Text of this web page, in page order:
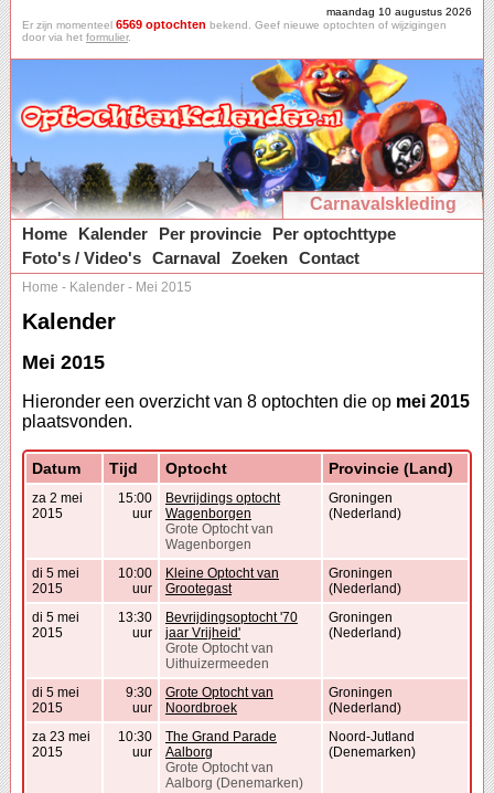
maandag 10 augustus 2026
Er zijn momenteel 6569 optochten bekend. Geef nieuwe optochten of wijzigingen
door via het formulier.
Carnavalskleding
Home
Kalender Per provincie
Per optochttype
Foto's / Video's Carnaval Zoeken Contact
Home - Kalender - Mei 2015
Kalender
Mei 2015
Hieronder een overzicht van 8 optochten die op mei 2015
plaatsvonden.
Datum Tijd Optocht Provincie (Land)
za 2 mei
2015
15:00
uur
Bevrijdings optocht
Wagenborgen
Grote Optocht van
Wagenborgen
Groningen
(Nederland)
di 5 mei
2015
10:00
uur
Kleine Optocht van
Grootegast
Groningen
(Nederland)
di 5 mei
2015
13:30
uur
Bevrijdingsoptocht '70
jaar Vrijheid'
Grote Optocht van
Uithuizermeeden
Groningen
(Nederland)
di 5 mei
2015
9:30
uur
Grote Optocht van
Noordbroek
Groningen
(Nederland)
za 23 mei
2015
10:30
uur
The Grand Parade
Aalborg
Grote Optocht van
Aalborg (Denemarken)
Noord-Jutland
(Denemarken)